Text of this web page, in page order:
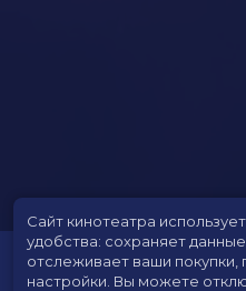
Сайт кинотеатра
удобства: сохраняет
отслеживает ваши
настройки. Вы можете